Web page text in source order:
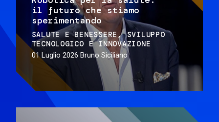
il futuro che stiamo
sperimentando
SALUTE E BENESSERE
SVILUPPO
TECNOLOGICO E INNOVAZIONE
01 Luglio 2026 Bruno Siciliano